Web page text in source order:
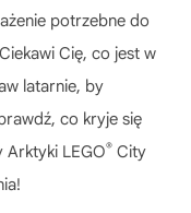
potrzebne do
Cię, co jest w
latarnie, by
co kryje się
Arktyki LEGO® City